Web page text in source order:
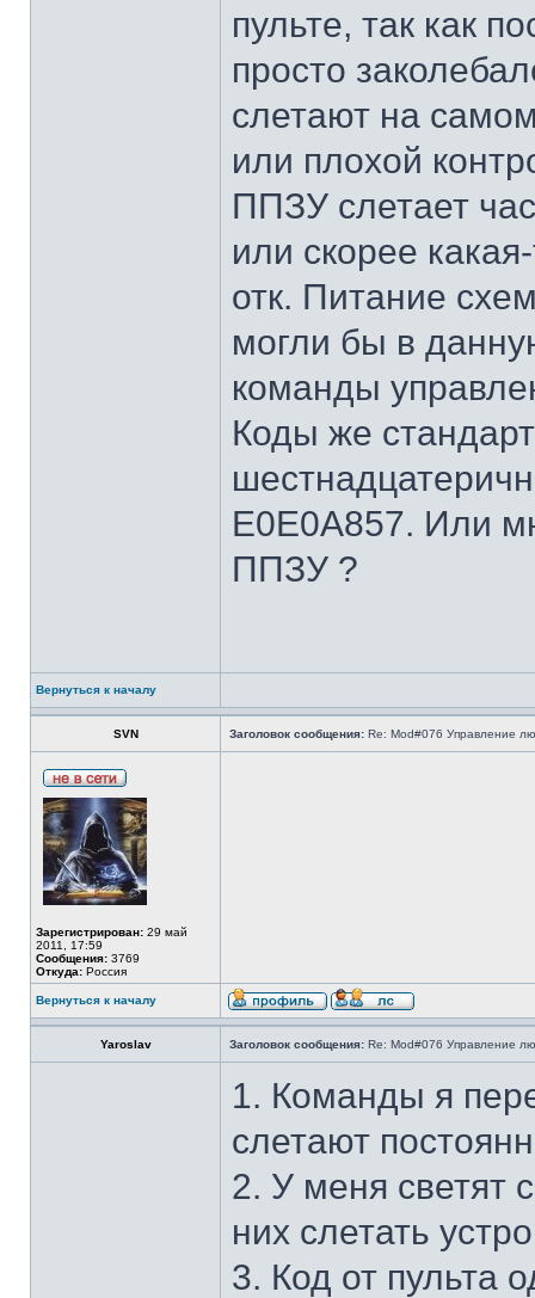
пульте, так как
просто
слетают на
или плохой
ППЗУ слетает
или скорее
отк. Питание
могли бы в
команды
Коды же
E0E0A857. Или
ППЗУ ?
Вернуться к началу
SVN Заголовок сообщения: Re: Mod#076 Управление
Зарегистрирован: 29 май
2011, 17:59
Сообщения: 3769
Откуда: Россия
Вернуться к началу
Yaroslav Заголовок сообщения: Re: Mod#076 Управление
1. Команды я
слетают
2. У меня светят
них слетать
3. Код от пульта